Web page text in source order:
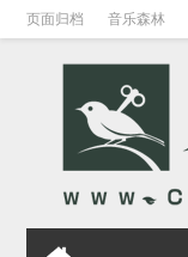
页面归档 音乐森林